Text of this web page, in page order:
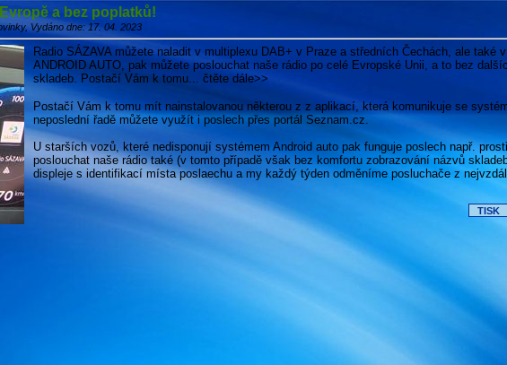
a bez poplatků!
Vydáno dne: 17. 04. 2023
Radio SÁZAVA můžete naladit v multiplexu DAB+ v Praze a středních Čechách, ale
ANDROID AUTO, pak můžete poslouchat naše rádio po celé Evropské Unii, a to bez
skladeb. Postačí Vám k tomu... čtěte dále>>
Postačí Vám k tomu mít nainstalovanou některou z z aplikací, která komunikuje se
neposlední řadě můžete využít i poslech přes portál Seznam.cz.
U starších vozů, které nedisponují systémem Android auto pak funguje poslech např.
poslouchat naše rádio také (v tomto případě však bez komfortu zobrazování názvů
displeje s identifikací místa poslaechu a my každý týden odměníme posluchače z